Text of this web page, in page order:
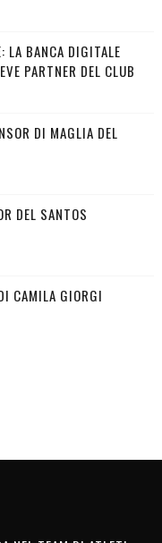
LA BANCA DIGITALE
PARTNER DEL CLUB
DI MAGLIA DEL
DEL SANTOS
CAMILA GIORGI